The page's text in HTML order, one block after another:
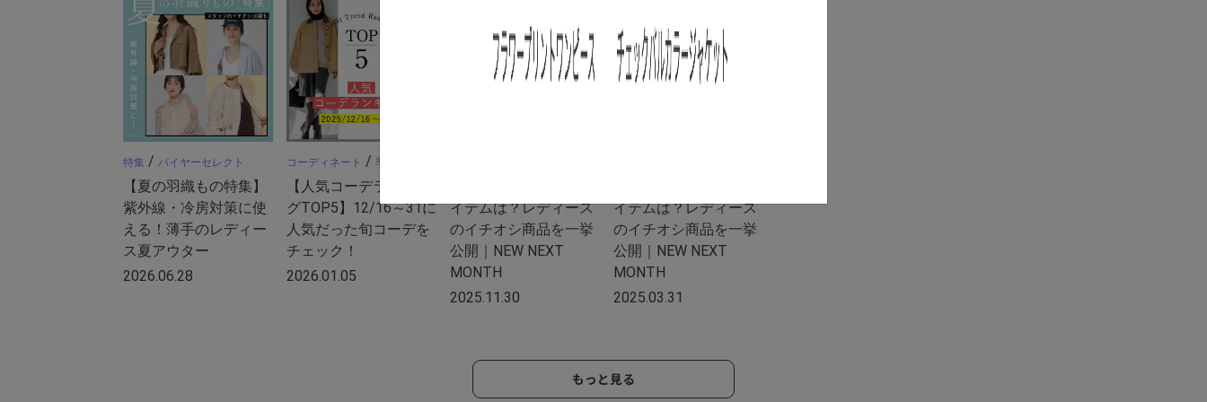
特集 / バイヤーセレクト
【夏の羽織もの特集】
紫外線・冷房対策に使
える！薄手のレディー
ス夏アウター
2026.06.28
コーディネート / 季節
【人気コーデランキン
グTOP5】12/16～31に
人気だった旬コーデを
チェック！
2026.01.05
イテムは？レディース
のイチオシ商品を一挙
公開｜NEW NEXT
MONTH
2025.11.30
イテムは？レディース
のイチオシ商品を一挙
公開｜NEW NEXT
MONTH
2025.03.31
もっと見る